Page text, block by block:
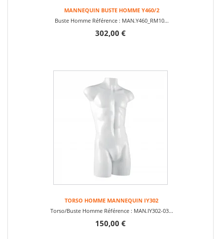
MANNEQUIN BUSTE HOMME Y460/2
Buste Homme Référence : MAN.Y460_RM10...
302,00 €
TORSO HOMME MANNEQUIN IY302
Torso/Buste Homme Référence : MAN.IY302-03...
150,00 €